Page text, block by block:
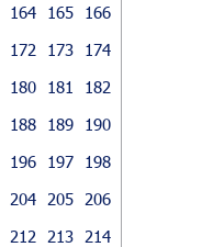
164 165
166
172 173
174
180 181
182
188 189
190
196 197
198
204 205
206
212 213
214